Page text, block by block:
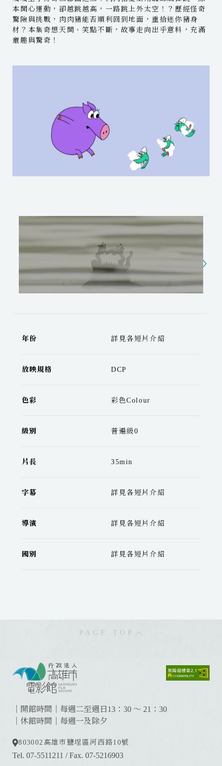
本開心運動，卻越跳越高，一路跳上外太空！？歷經怪奇
驚險與挑戰，肉肉豬能否順利回到地面，重拾迷你豬身
材？本集奇想天開、笑點不斷，故事走向出乎意料，充滿
童趣與驚奇！
年份 詳見各短片介紹
放映規格 DCP
色彩 彩色Colour
級別 普遍級0
片長 35min
字幕 詳見各短片介紹
導演 詳見各短片介紹
國別 詳見各短片介紹
｜開館時間｜每週二至週日13：30 ～ 21：30
｜休館時間｜每週一及除夕
803002 高雄市鹽埕區河西路10號
Tel. 07-5511211 /Fax. 07-5216903
PAGE TOP